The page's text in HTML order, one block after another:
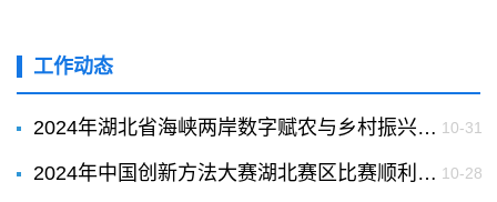
工作动态
2024年湖北省海峡两岸数字赋农与乡村振兴论坛暨2024年湖北科学技术学术年会分论坛在荆州举办 10-31
2024年中国创新方法大赛湖北赛区比赛顺利举行 10-28